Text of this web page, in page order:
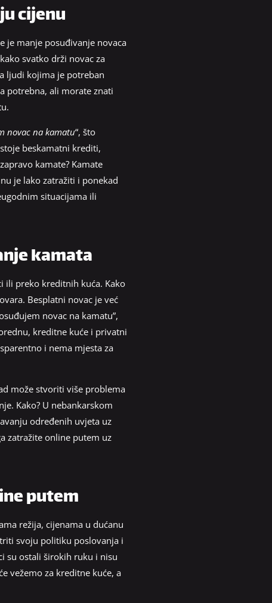
cijenu
je manje posuđivanje novaca
svatko drži novac za
ljudi kojima je potreban
potrebna, ali morate znati
novac na kamatu“, što
beskamatni krediti,
kamate? Kamate
je lako zatražiti i ponekad
situacijama ili
kamata
ili preko kreditnih kuća. Kako
Besplatni novac je već
novac na kamatu”,
kreditne kuće i privatni
i nema mjesta za
može stvoriti više problema
Kako? U nebankarskom
određenih uvjeta uz
zatražite online putem uz
putem
režija, cijenama u dućanu
svoju politiku poslovanja i
su ostali širokih ruku i nisu
vežemo za kreditne kuće, a